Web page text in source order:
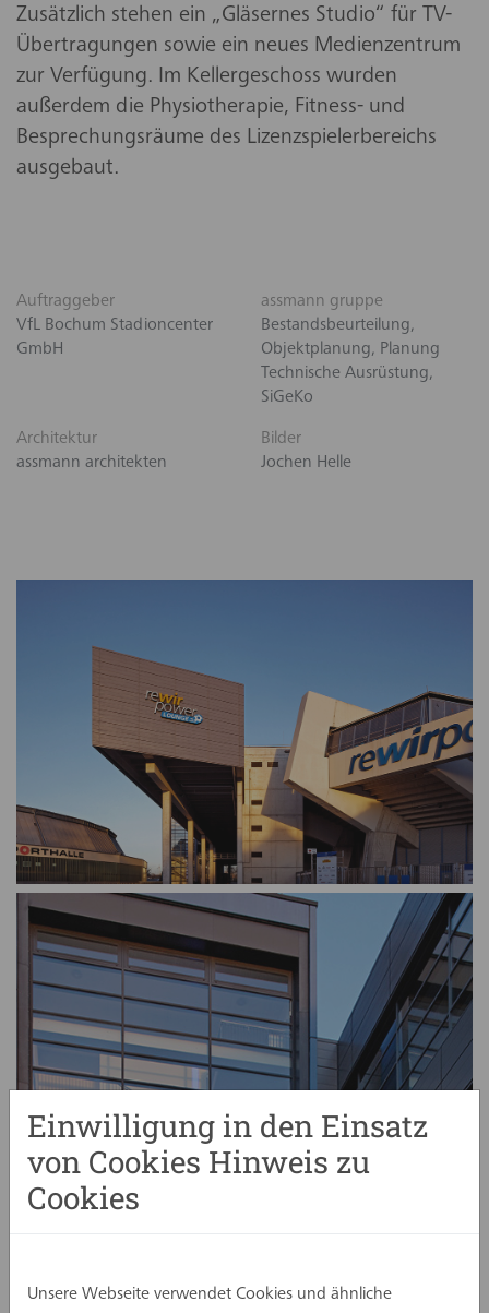
Zusätzlich stehen ein „Gläsernes Studio“ für TV-
Übertragungen sowie ein neues Medienzentrum
zur Verfügung. Im Kellergeschoss wurden
außerdem die Physiotherapie, Fitness- und
Besprechungsräume des Lizenzspielerbereichs
ausgebaut.
Auftraggeber
VfL Bochum Stadioncenter
GmbH
assmann gruppe
Bestandsbeurteilung,
Objektplanung, Planung
Technische Ausrüstung,
SiGeKo
Architektur
assmann architekten
Bilder
Jochen Helle
Einwilligung in den Einsatz
von Cookies Hinweis zu
Cookies
Unsere Webseite verwendet Cookies und ähnliche